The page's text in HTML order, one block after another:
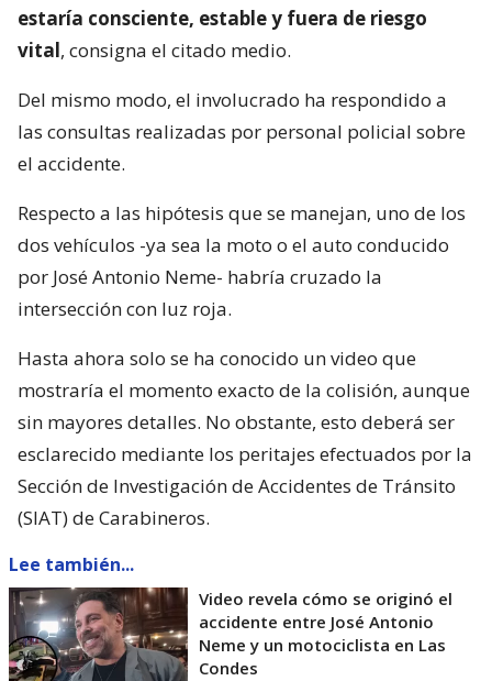
estaría consciente, estable y fuera de riesgo
vital, consigna el citado medio.
Del mismo modo, el involucrado ha respondido a
las consultas realizadas por personal policial sobre
el accidente.
Respecto a las hipótesis que se manejan, uno de los
dos vehículos -ya sea la moto o el auto conducido
por José Antonio Neme- habría cruzado la
intersección con luz roja.
Hasta ahora solo se ha conocido un video que
mostraría el momento exacto de la colisión, aunque
sin mayores detalles. No obstante, esto deberá ser
esclarecido mediante los peritajes efectuados por la
Sección de Investigación de Accidentes de Tránsito
(SIAT) de Carabineros.
Lee también...
Video revela cómo se originó el
accidente entre José Antonio
Neme y un motociclista en Las
Condes